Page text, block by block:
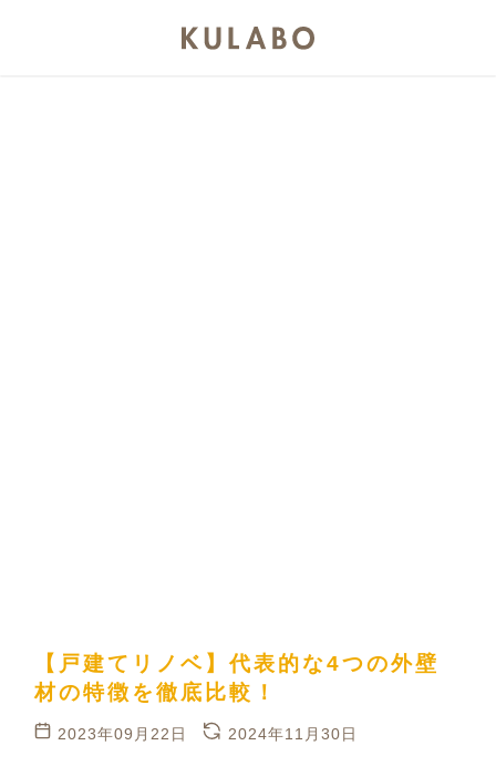
【戸建てリノベ】代表的な4つの外壁
材の特徴を徹底比較！
2023年09月22日 2024年11月30日